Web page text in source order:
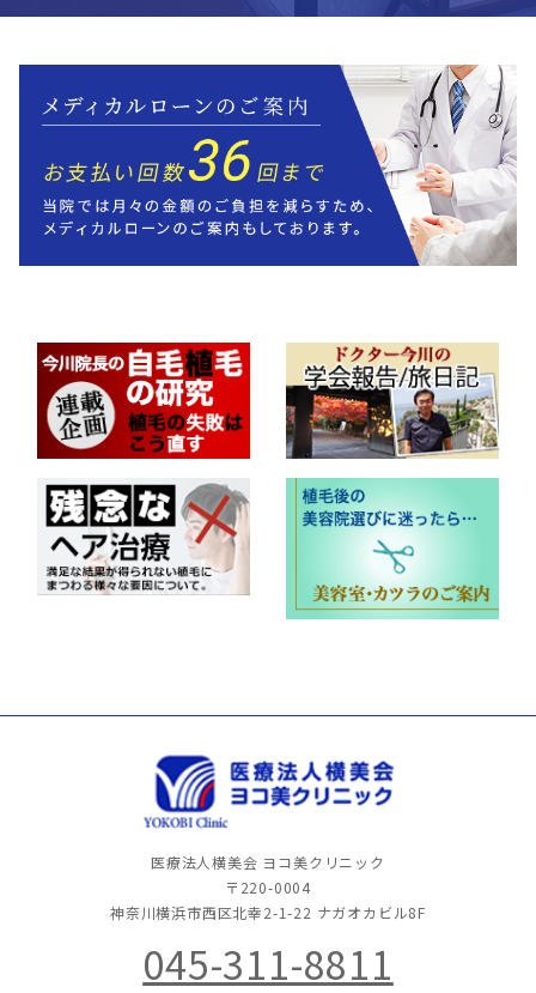
医療法人横美会 ヨコ美クリニック
〒220-0004
神奈川横浜市西区北幸2-1-22 ナガオカビル8F
045-311-8811